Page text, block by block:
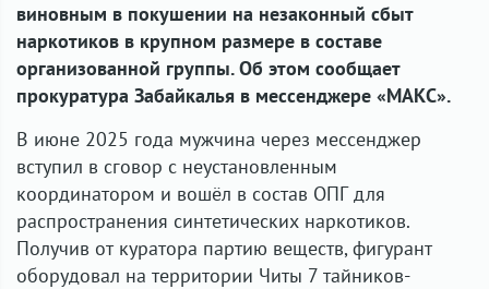
виновным в покушении на незаконный сбыт
наркотиков в крупном размере в составе
организованной группы. Об этом сообщает
прокуратура Забайкалья в мессенджере «МАКС».
В июне 2025 года мужчина через мессенджер
вступил в сговор с неустановленным
координатором и вошёл в состав ОПГ для
распространения синтетических наркотиков.
Получив от куратора партию веществ, фигурант
оборудовал на территории Читы 7 тайников-